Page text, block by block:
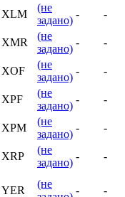
XLM
(не
задано)
- -
XMR
(не
задано)
-
-
XOF
(не
задано)
- -
XPF
(не
задано)
- -
XPM
(не
задано)
- -
XRP
(не
задано)
- -
YER
(не
- -